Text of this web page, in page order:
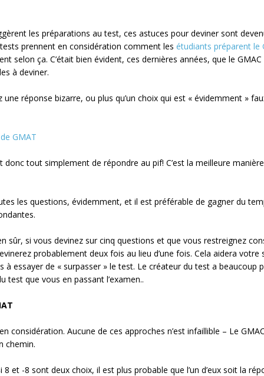
les préparations au test, ces astuces pour deviner sont
prennent en considération comment les étudiants préparent le
selon ça. C’était bien évident, ces dernières années, que le
à deviner.
réponse bizarre, ou plus qu’un choix qui est « évidemment »
GMAT
tout simplement de répondre au pif! C’est la meilleure
les questions, évidemment, et il est préférable de gagner du
sûr, si vous devinez sur cinq questions et que vous restreignez
probablement deux fois au lieu d’une fois. Cela aidera votre
à essayer de « surpasser » le test. Le créateur du test a beaucoup
test que vous en passant l’examen..
considération. Aucune de ces approches n’est infaillible – Le
chemin.
8 et -8 sont deux choix, il est plus probable que l’un d’eux soit la